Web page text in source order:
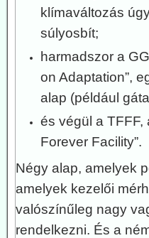
klímaváltozás
súlyosbít;
harmadszor a
on Adaptation”,
alap (például
és végül a TFFF,
Forever Facility”.
Négy alap, amelyek
amelyek kezelői
valószínűleg nagy
rendelkezni. És a